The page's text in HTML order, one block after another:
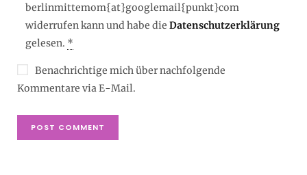
berlinmittemom{at}googlemail{punkt}com
widerrufen kann und habe die Datenschutzerklärung
gelesen. *
Benachrichtige mich über nachfolgende
Kommentare via E-Mail.